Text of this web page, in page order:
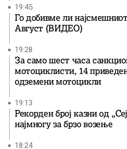
19:45
Го добивме ли
Август (ВИДЕО)
19:28
За само шест часа
мотоциклисти, 14
одземени мотоцикли
19:13
Рекорден број казни од
најмногу за брзо возење
18:24